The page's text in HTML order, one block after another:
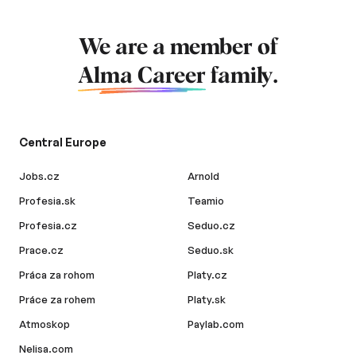
We are a member of
Alma Career family.
Central Europe
Jobs.cz
Profesia.sk
Profesia.cz
Prace.cz
Práca za rohom
Práce za rohem
Atmoskop
Nelisa.com
Arnold
Teamio
Seduo.cz
Seduo.sk
Platy.cz
Platy.sk
Paylab.com